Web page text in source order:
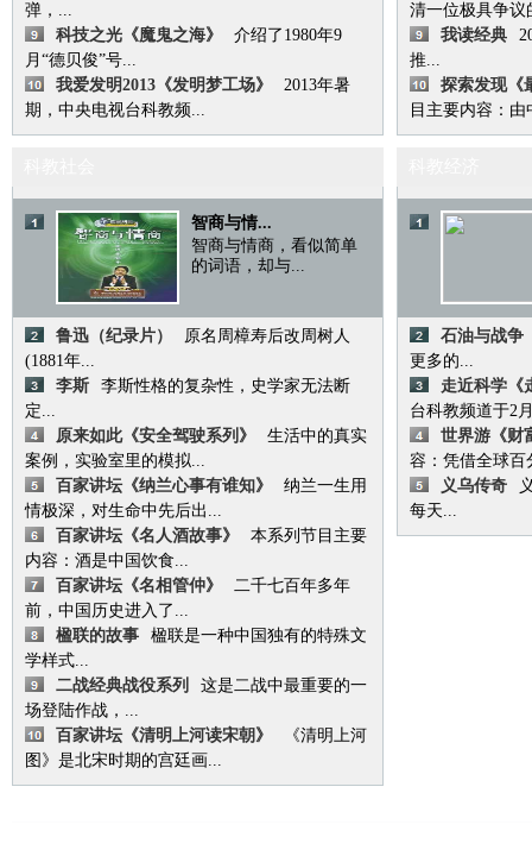
弹，...
科技之光《魔鬼之海》
介绍了1980年9
月“德贝俊”号...
我爱发明2013《发明梦工场》
2013年暑
期，中央电视台科教频...
清一位极具争议
我读经典
推...
探索发现《
目主要内容：
智商与情...
智商与情商，看似简单
的词语，却与...
鲁迅（纪录片）
原名周樟寿后改周树人
(1881年...
李斯
李斯性格的复杂性，史学家无法断
定...
原来如此《安全驾驶系列》
生活中的真实
案例，实验室里的模拟...
百家讲坛《纳兰心事有谁知》
纳兰一生用
情极深，对生命中先后出...
百家讲坛《名人酒故事》
本系列节目主要
内容：酒是中国饮食...
百家讲坛《名相管仲》
二千七百年多年
前，中国历史进入了...
楹联的故事
楹联是一种中国独有的特殊文
学样式...
二战经典战役系列
这是二战中最重要的一
场登陆作战，...
百家讲坛《清明上河读宋朝》
《清明上河
图》是北宋时期的宫廷画...
石油与战争
更多的...
走近科学《
台科教频道于2
世界游《财
容：凭借全球百
义乌传奇
每天...